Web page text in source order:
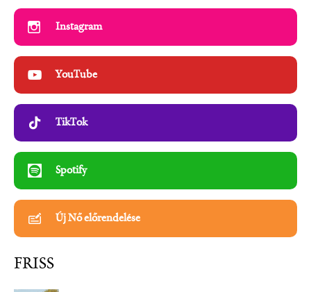
Instagram
YouTube
TikTok
Spotify
Új Nő előrendelése
FRISS